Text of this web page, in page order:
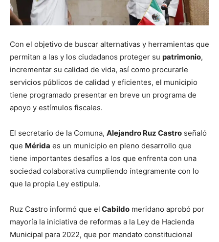
Con el objetivo de buscar alternativas y herramientas que
permitan a las y los ciudadanos proteger su patrimonio,
incrementar su calidad de vida, así como procurarle
servicios públicos de calidad y eficientes, el municipio
tiene programado presentar en breve un programa de
apoyo y estímulos fiscales.
El secretario de la Comuna, Alejandro Ruz Castro señaló
que Mérida es un municipio en pleno desarrollo que
tiene importantes desafíos a los que enfrenta con una
sociedad colaborativa cumpliendo íntegramente con lo
que la propia Ley estipula.
Ruz Castro informó que el Cabildo meridano aprobó por
mayoría la iniciativa de reformas a la Ley de Hacienda
Municipal para 2022, que por mandato constitucional